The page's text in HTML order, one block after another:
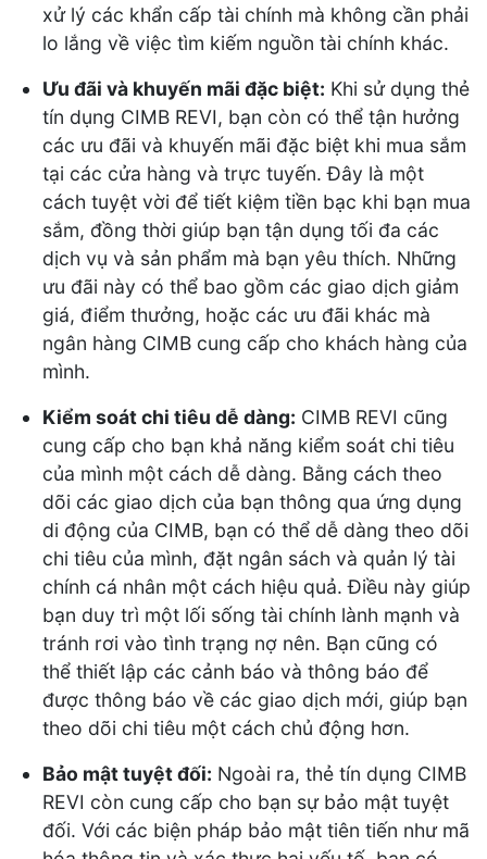
xử lý các khẩn cấp tài chính mà không cần phải
lo lắng về việc tìm kiếm nguồn tài chính khác.
Ưu đãi và khuyến mãi đặc biệt: Khi sử dụng thẻ
tín dụng CIMB REVI, bạn còn có thể tận hưởng
các ưu đãi và khuyến mãi đặc biệt khi mua sắm
tại các cửa hàng và trực tuyến. Đây là một
cách tuyệt vời để tiết kiệm tiền bạc khi bạn mua
sắm, đồng thời giúp bạn tận dụng tối đa các
dịch vụ và sản phẩm mà bạn yêu thích. Những
ưu đãi này có thể bao gồm các giao dịch giảm
giá, điểm thưởng, hoặc các ưu đãi khác mà
ngân hàng CIMB cung cấp cho khách hàng của
mình.
Kiểm soát chi tiêu dễ dàng: CIMB REVI cũng
cung cấp cho bạn khả năng kiểm soát chi tiêu
của mình một cách dễ dàng. Bằng cách theo
dõi các giao dịch của bạn thông qua ứng dụng
di động của CIMB, bạn có thể dễ dàng theo dõi
chi tiêu của mình, đặt ngân sách và quản lý tài
chính cá nhân một cách hiệu quả. Điều này giúp
bạn duy trì một lối sống tài chính lành mạnh và
tránh rơi vào tình trạng nợ nên. Bạn cũng có
thể thiết lập các cảnh báo và thông báo để
được thông báo về các giao dịch mới, giúp bạn
theo dõi chi tiêu một cách chủ động hơn.
Bảo mật tuyệt đối: Ngoài ra, thẻ tín dụng CIMB
REVI còn cung cấp cho bạn sự bảo mật tuyệt
đối. Với các biện pháp bảo mật tiên tiến như mã